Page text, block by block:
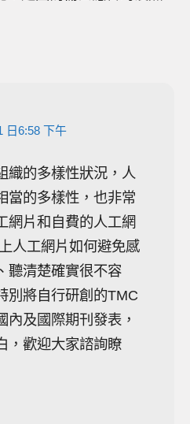
日6:58 下午
織的多樣性狀況，人
當的多樣性，也非常
網片和自費的人工網
人工網片如何避免感
聽清楚確實很不容
別將自行研創的TMC
內及國際期刊發表，
，歡迎大家諮詢瞭